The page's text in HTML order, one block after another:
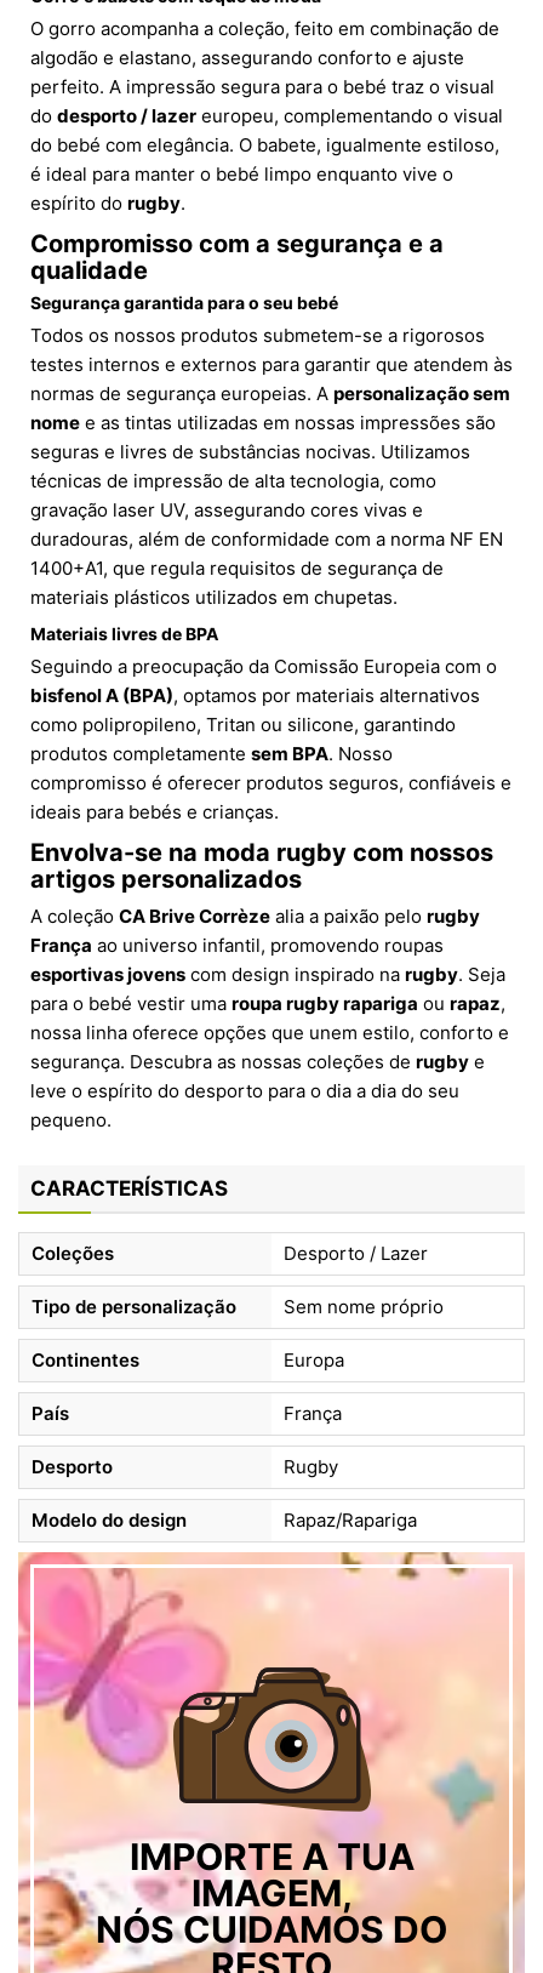
O gorro acompanha a coleção, feito em combinação de
algodão e elastano, assegurando conforto e ajuste
perfeito. A impressão segura para o bebé traz o visual
do desporto / lazer europeu, complementando o visual
do bebé com elegância. O babete, igualmente estiloso,
é ideal para manter o bebé limpo enquanto vive o
espírito do rugby.
Compromisso com a segurança e a
qualidade
Segurança garantida para o seu bebé
Todos os nossos produtos submetem-se a rigorosos
testes internos e externos para garantir que atendem às
normas de segurança europeias. A personalização sem
nome e as tintas utilizadas em nossas impressões são
seguras e livres de substâncias nocivas. Utilizamos
técnicas de impressão de alta tecnologia, como
gravação laser UV, assegurando cores vivas e
duradouras, além de conformidade com a norma NF EN
1400+A1, que regula requisitos de segurança de
materiais plásticos utilizados em chupetas.
Materiais livres de BPA
Seguindo a preocupação da Comissão Europeia com o
bisfenol A (BPA), optamos por materiais alternativos
como polipropileno, Tritan ou silicone, garantindo
produtos completamente sem BPA. Nosso
compromisso é oferecer produtos seguros, confiáveis e
ideais para bebés e crianças.
Envolva-se na moda rugby com nossos
artigos personalizados
A coleção CA Brive Corrèze alia a paixão pelo rugby
França ao universo infantil, promovendo roupas
esportivas jovens com design inspirado na rugby. Seja
para o bebé vestir uma roupa rugby rapariga ou rapaz,
nossa linha oferece opções que unem estilo, conforto e
segurança. Descubra as nossas coleções de rugby e
leve o espírito do desporto para o dia a dia do seu
pequeno.
CARACTERÍSTICAS
Coleções Desporto / Lazer
Tipo de personalização Sem nome próprio
Continentes Europa
País França
Desporto Rugby
Modelo do design Rapaz/Rapariga
IMPORTE A TUA
IMAGEM,
NÓS CUIDAMOS DO